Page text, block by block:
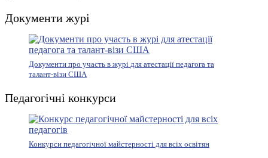
Документи журі
Документи про участь в журі для атестації педагога та
талант-візи США
Педагогічні конкурси
Конкурси педагогічної майстерності для всіх освітян